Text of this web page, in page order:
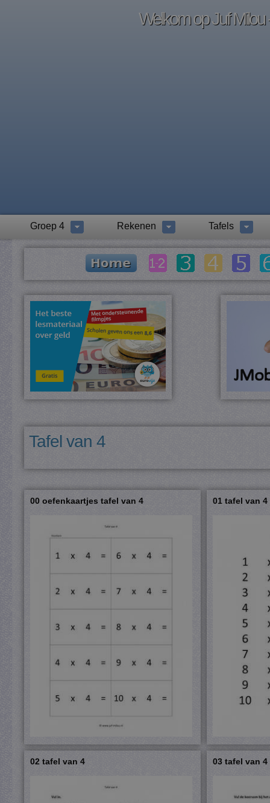
Welkom op Juf Milou
Groep 4 Rekenen Tafels
Tafel van 4
00 oefenkaartjes tafel van 4 01 tafel van 4
02 tafel van 4 03 tafel van 4